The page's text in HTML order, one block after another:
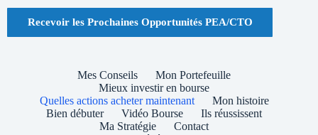
Recevoir les Prochaines Opportunités PEA/CTO
Mes Conseils
Mon Portefeuille
Mieux investir en bourse
Quelles actions acheter maintenant
Mon histoire
Bien débuter
Vidéo Bourse
Ils réussissent
Ma Stratégie
Contact